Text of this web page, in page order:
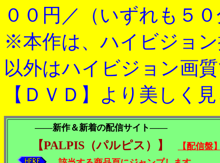
００円／（いずれも５
※本作は、ハイビジョ
以外はハイビジョン画
【ＤＶＤ】より美しく
――新作＆新着の配信サイト――
【PALPIS（パルピス）】
【配信盤